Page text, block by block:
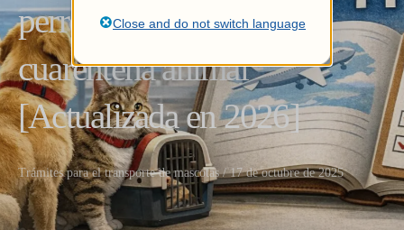
perro o gato | Guía de
cuarentena animal
[Actualizada en 2026]
Trámites para el transporte de mascotas / 17 de octubre de 2025
Close and do not switch language